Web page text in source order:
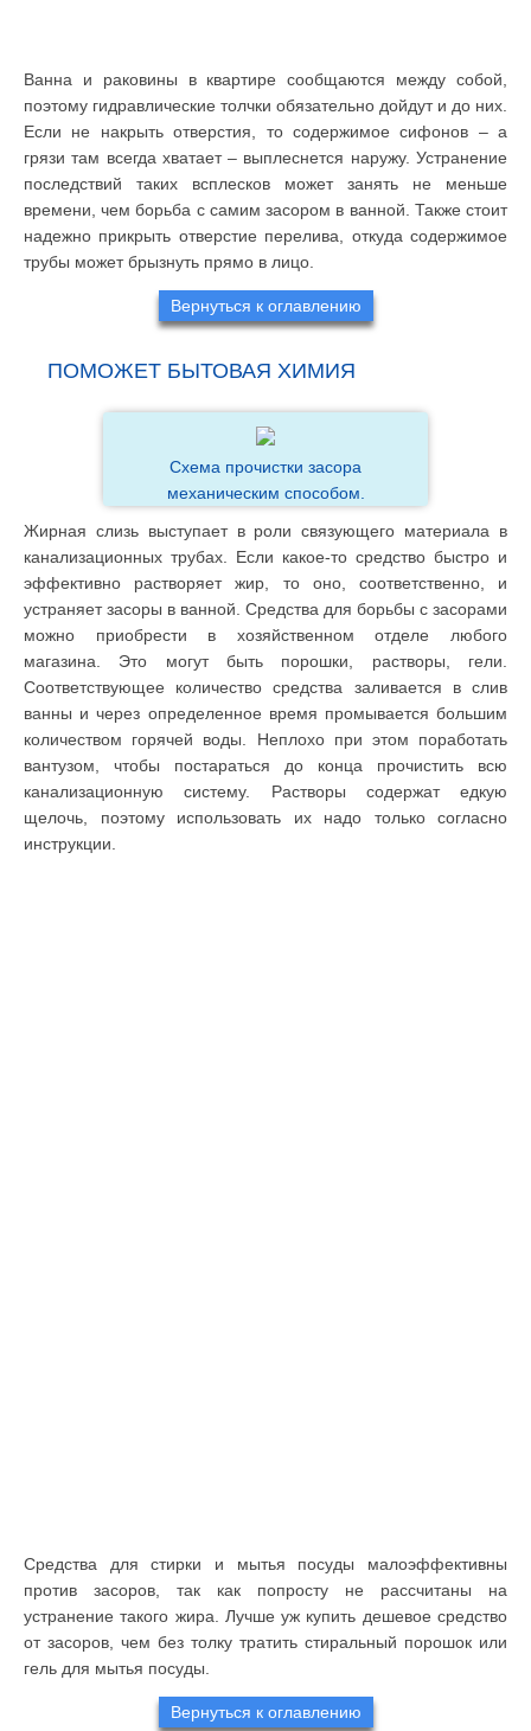
Ванна и раковины в квартире сообщаются между собой,
поэтому гидравлические толчки обязательно дойдут и до них.
Если не накрыть отверстия, то содержимое сифонов – а
грязи там всегда хватает – выплеснется наружу. Устранение
последствий таких всплесков может занять не меньше
времени, чем борьба с самим засором в ванной. Также стоит
надежно прикрыть отверстие перелива, откуда содержимое
трубы может брызнуть прямо в лицо.
Вернуться к оглавлению
ПОМОЖЕТ БЫТОВАЯ ХИМИЯ
Схема прочистки засора
механическим способом.
Жирная слизь выступает в роли связующего материала в
канализационных трубах. Если какое-то средство быстро и
эффективно растворяет жир, то оно, соответственно, и
устраняет засоры в ванной. Средства для борьбы с засорами
можно приобрести в хозяйственном отделе любого
магазина. Это могут быть порошки, растворы, гели.
Соответствующее количество средства заливается в слив
ванны и через определенное время промывается большим
количеством горячей воды. Неплохо при этом поработать
вантузом, чтобы постараться до конца прочистить всю
канализационную систему. Растворы содержат едкую
щелочь, поэтому использовать их надо только согласно
инструкции.
Средства для стирки и мытья посуды малоэффективны
против засоров, так как попросту не рассчитаны на
устранение такого жира. Лучше уж купить дешевое средство
от засоров, чем без толку тратить стиральный порошок или
гель для мытья посуды.
Вернуться к оглавлению